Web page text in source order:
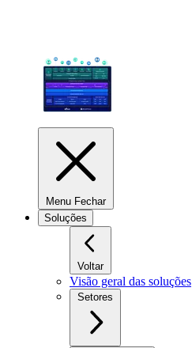
Menu Fechar
Soluções
Voltar
Visão geral das soluções
Setores